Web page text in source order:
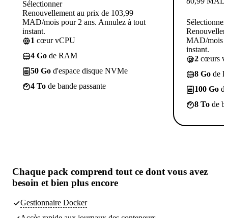
Sélectionner
Renouvellement au prix de 103,99
MAD/mois pour 2 ans. Annulez à tout
instant.
1 cœur vCPU
4 Go de RAM
50 Go d'espace disque NVMe
4 To de bande passante
Sélectionner
MAD/mois
instant.
2 cœurs
8 Go de
100 Go
8 To de
Chaque pack comprend tout ce dont vous avez
besoin et bien plus encore
Gestionnaire Docker